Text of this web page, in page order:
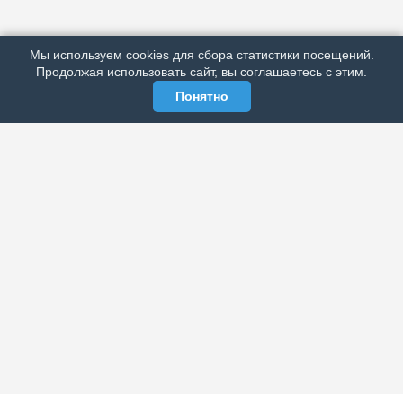
РЕКЛАМА У НАС
МЫ В СОЦСЕТЯХ
Мы используем cookies для сбора статистики посещений.
Продолжая использовать сайт, вы соглашаетесь с этим.
Понятно